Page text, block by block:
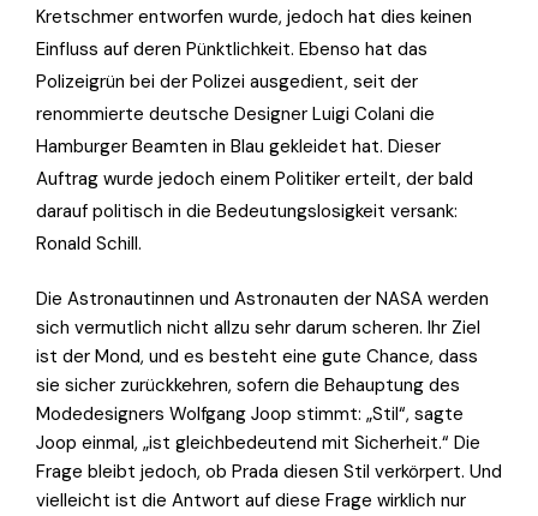
Kretschmer entworfen wurde, jedoch hat dies keinen
Einfluss auf deren Pünktlichkeit. Ebenso hat das
Polizeigrün bei der Polizei ausgedient, seit der
renommierte deutsche Designer Luigi Colani die
Hamburger Beamten in Blau gekleidet hat. Dieser
Auftrag wurde jedoch einem Politiker erteilt, der bald
darauf politisch in die Bedeutungslosigkeit versank:
Ronald Schill.
Die Astronautinnen und Astronauten der NASA werden
sich vermutlich nicht allzu sehr darum scheren. Ihr Ziel
ist der Mond, und es besteht eine gute Chance, dass
sie sicher zurückkehren, sofern die Behauptung des
Modedesigners Wolfgang Joop stimmt: „Stil“, sagte
Joop einmal, „ist gleichbedeutend mit Sicherheit.“ Die
Frage bleibt jedoch, ob Prada diesen Stil verkörpert. Und
vielleicht ist die Antwort auf diese Frage wirklich nur